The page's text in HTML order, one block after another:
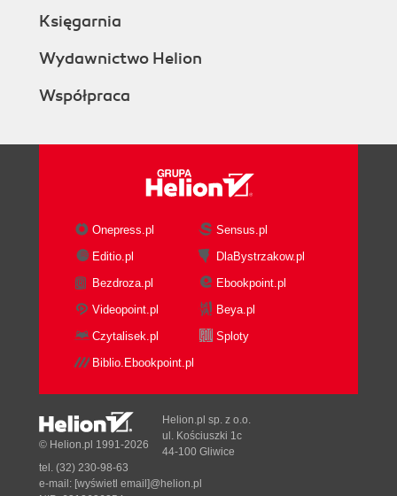
Księgarnia
Wydawnictwo Helion
Współpraca
Onepress.pl
Sensus.pl
Editio.pl
DlaBystrzakow.pl
Bezdroza.pl
Ebookpoint.pl
Videopoint.pl
Beya.pl
Czytalisek.pl
Sploty
Biblio.Ebookpoint.pl
© Helion.pl 1991-2026
Helion.pl sp. z o.o.
ul. Kościuszki 1c
44-100 Gliwice
tel. (32) 230-98-63
e-mail: [wyświetl email]@helion.pl